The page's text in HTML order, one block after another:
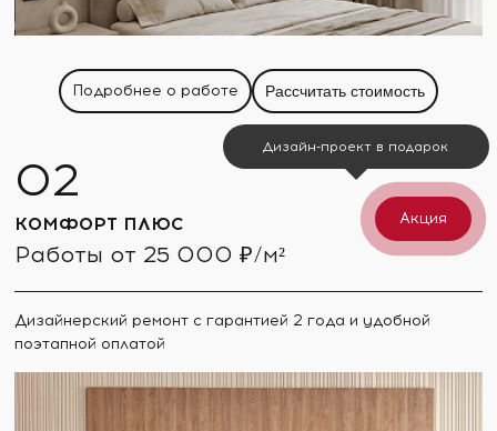
Подробнее о работе Рассчитать стоимость
КОМФОРТ ПЛЮС
Работы от 25 000 ₽/м²
Дизайнерский ремонт с гарантией 2 года и удобной
поэтапной оплатой
Акция
Дизайн-проект в подарок